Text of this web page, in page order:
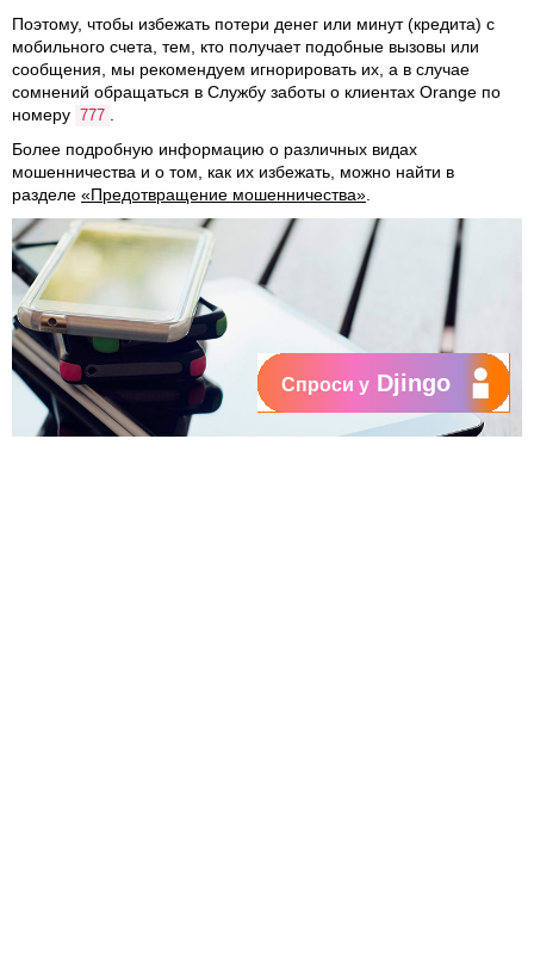
Поэтому, чтобы избежать потери денег или минут (кредита) с
мобильного счета, тем, кто получает подобные вызовы или
сообщения, мы рекомендуем игнорировать их, а в случае
сомнений обращаться в Службу заботы о клиентах Orange по
номеру
777
Более подробную информацию о различных видах
мошенничества и о том, как их избежать, можно найти в
разделе «Предотвращение мошенничества»
Спроси у Djingo